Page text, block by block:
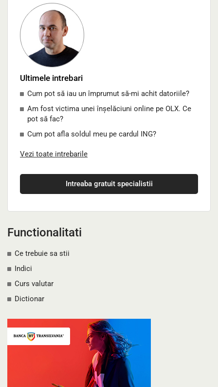
Ultimele intrebari
Cum pot să iau un împrumut să-mi achit datoriile?
Am fost victima unei înșelăciuni online pe OLX. Ce
pot să fac?
Cum pot afla soldul meu pe cardul ING?
Vezi toate intrebarile
Intreaba gratuit specialistii
Functionalitati
Ce trebuie sa stii
Indici
Curs valutar
Dictionar